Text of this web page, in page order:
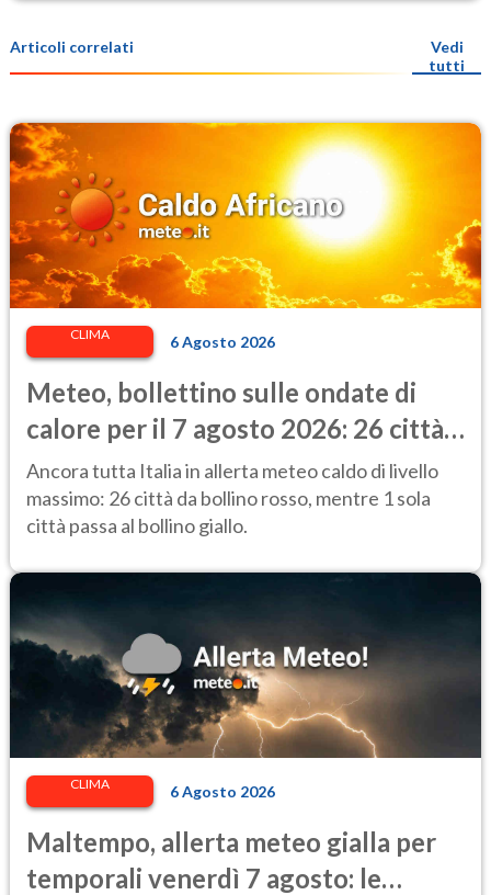
Articoli correlati
Vedi
tutti
CLIMA 6 Agosto 2026
Meteo, bollettino sulle ondate di
calore per il 7 agosto 2026: 26 città
da bollino rosso in Italia
Ancora tutta Italia in allerta meteo caldo di livello
massimo: 26 città da bollino rosso, mentre 1 sola
città passa al bollino giallo.
CLIMA 6 Agosto 2026
Maltempo, allerta meteo gialla per
temporali venerdì 7 agosto: le